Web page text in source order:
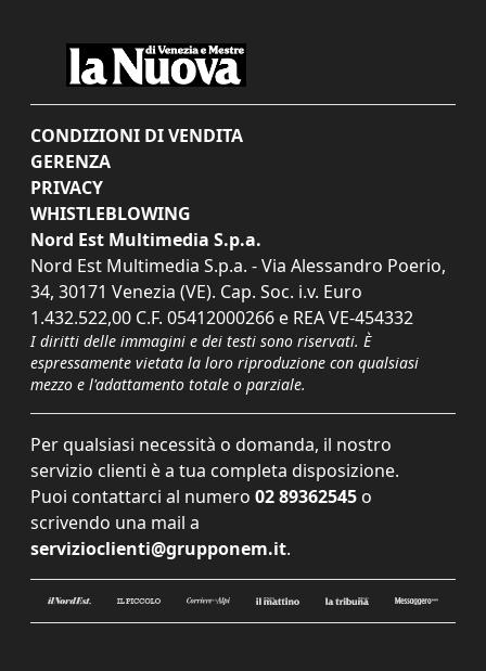
CONDIZIONI DI VENDITA
GERENZA
PRIVACY
WHISTLEBLOWING
Nord Est Multimedia S.p.a.
Nord Est Multimedia S.p.a. - Via Alessandro Poerio,
34, 30171 Venezia (VE). Cap. Soc. i.v. Euro
1.432.522,00 C.F. 05412000266 e REA VE-454332
I diritti delle immagini e dei testi sono riservati. È
espressamente vietata la loro riproduzione con qualsiasi
mezzo e l'adattamento totale o parziale.
Per qualsiasi necessità o domanda, il nostro
servizio clienti è a tua completa disposizione.
Puoi contattarci al numero 02 89362545 o
scrivendo una mail a
servizioclienti@grupponem.it.